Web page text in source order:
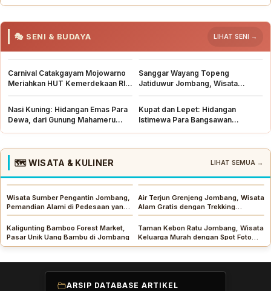
🎭 SENI & BUDAYA LIHAT SENI →
Carnival Catakgayam Mojowarno
Meriahkan HUT Kemerdekaan RI
Sanggar Wayang Topeng
Jatiduwur Jombang, Wisata
Nasi Kuning: Hidangan Emas Para
Dewa, dari Gunung Mahameru
Kupat dan Lepet: Hidangan
Istimewa Para Bangsawan
🗺️ WISATA & KULINER LIHAT SEMUA →
Wisata Sumber Pengantin Jombang,
Pemandian Alami di Pedesaan yang
Asri
Air Terjun Grenjeng Jombang, Wisata
Alam Gratis dengan Trekking
Menantang
Kaligunting Bamboo Forest Market,
Pasar Unik Uang Bambu di Jombang
Taman Kebon Ratu Jombang, Wisata
Keluarga Murah dengan Spot Foto
Unik
ARSIP DATABASE ARTIKEL